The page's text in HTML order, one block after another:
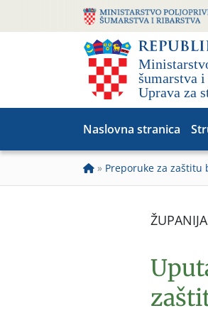
Naslovna stranica
» Preporuke za zaštitu